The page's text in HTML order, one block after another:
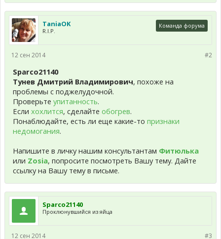
TaniaOK
R.I.P.
Команда форума
#2
12 сен 2014
Sparco21140
Тунев Дмитрий Владимирович, похоже на
проблемы с поджелудочной.
Проверьте упитанность.
Если хохлится, сделайте обогрев.
Понаблюдайте, есть ли еще какие-то признаки
недомогания.
Напишите в личку нашим консультантам Фитюлька
или Zosia, попросите посмотреть Вашу тему. Дайте
ссылку на Вашу тему в письме.
Sparco21140
Проклюнувшийся из яйца
#3
12 сен 2014